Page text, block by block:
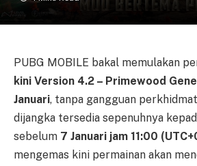
PUBG MOBILE bakal memulakan
kini Version 4.2 – Primewood
Januari, tanpa gangguan
dijangka tersedia sepenuhnya
sebelum 7 Januari jam 11:00
mengemas kini permainan akan